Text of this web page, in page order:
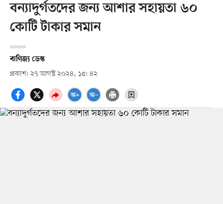
বন্যাদুর্গতদের জন্য আশার সহায়তা ৬০
কোটি টাকার সমান
বাণিজ্য ডেস্ক
প্রকাশ: ২৭ আগস্ট ২০২৪, ১৫: ৪২